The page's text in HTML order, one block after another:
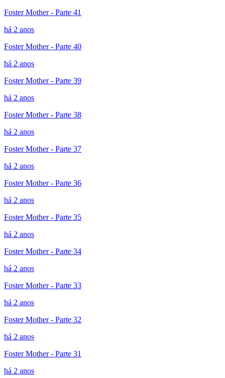
Foster Mother - Parte 41
há 2 anos
Foster Mother - Parte 40
há 2 anos
Foster Mother - Parte 39
há 2 anos
Foster Mother - Parte 38
há 2 anos
Foster Mother - Parte 37
há 2 anos
Foster Mother - Parte 36
há 2 anos
Foster Mother - Parte 35
há 2 anos
Foster Mother - Parte 34
há 2 anos
Foster Mother - Parte 33
há 2 anos
Foster Mother - Parte 32
há 2 anos
Foster Mother - Parte 31
há 2 anos